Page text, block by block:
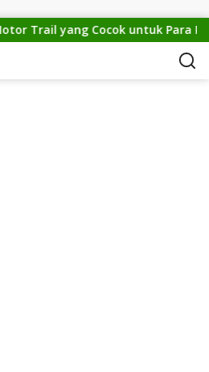
Trail yang Cocok untuk Para